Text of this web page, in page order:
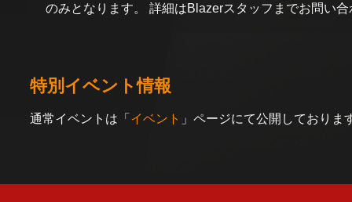
のみとなります。 詳細はBlazerスタッフまでお問い
特別イベント情報
通常イベントは「 イベント 」ページにて公開しておりま